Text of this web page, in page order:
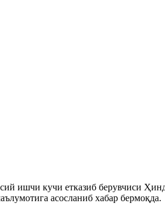
ишчи кучи етказиб берувчиси
асосланиб хабар бермоқда.